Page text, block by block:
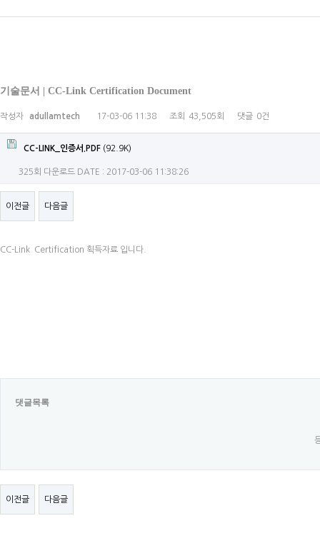
기술문서 | CC-Link Certification Document
작성자 adullamtech 17-03-06 11:38 조회 43,505회 댓글 0건
CC-LINK_인증서.PDF (92.9K)
325회 다운로드 DATE : 2017-03-06 11:38:26
이전글 다음글
CC-Link Certification 획득자료 입니다.
댓글목록
이전글 다음글